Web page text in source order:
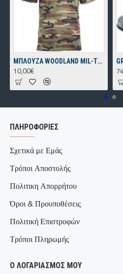
ΜΠΛΟΥΖΑ WOODLAND MIL-TEC
10,00€
ΠΛΗΡΟΦΟΡΊΕΣ
Σχετικά με Εμάς
Τρόποι Αποστολής
Πολιτικη Απορρήτου
Όροι & Προυποθέσεις
Πολιτική Επιστροφών
Τρόποι Πληρωμής
Ο ΛΟΓΑΡΙΑΣΜΌΣ ΜΟΥ